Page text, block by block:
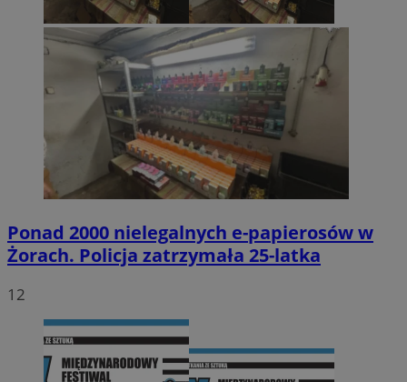
Ponad 2000 nielegalnych e-papierosów w
Żorach. Policja zatrzymała 25-latka
12